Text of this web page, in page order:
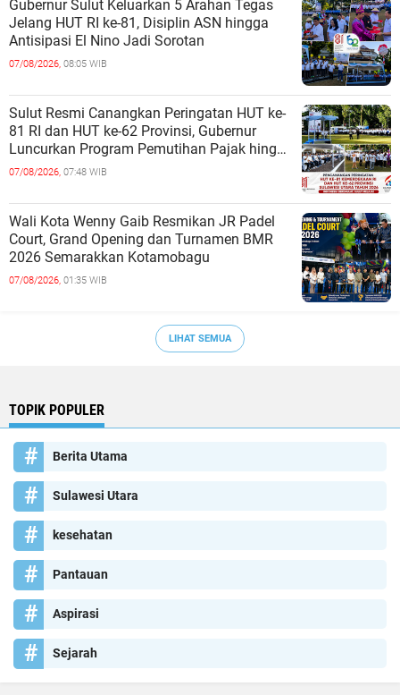
Gubernur Sulut Keluarkan 5 Arahan Tegas
Jelang HUT RI ke-81, Disiplin ASN hingga
Antisipasi El Nino Jadi Sorotan
07/08/2026, 08:05 WIB
Sulut Resmi Canangkan Peringatan HUT ke-
81 RI dan HUT ke-62 Provinsi, Gubernur
Luncurkan Program Pemutihan Pajak hingga
Pembagian Jutaan Bibit Kelapa
07/08/2026, 07:48 WIB
Wali Kota Wenny Gaib Resmikan JR Padel
Court, Grand Opening dan Turnamen BMR
2026 Semarakkan Kotamobagu
07/08/2026, 01:35 WIB
LIHAT SEMUA
TOPIK POPULER
Berita Utama
Sulawesi Utara
kesehatan
Pantauan
Aspirasi
Sejarah